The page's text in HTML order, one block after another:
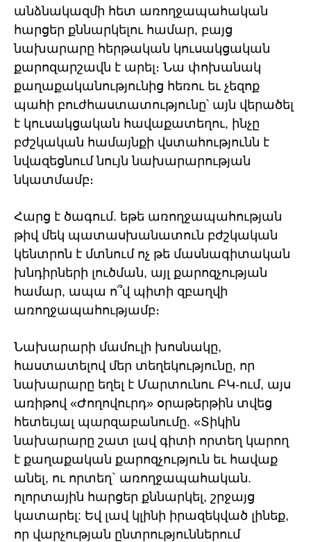
անձնակազմի հետ առողջապահական
հարցեր քննարկելու համար, բայց
նախարարը հերթական կուսակցական
քարոզարշավն է արել։ Նա փոխանակ
քաղաքականությունից հեռու եւ չեզոք
պահի բուժհաստատությունը՝ այն վերածել
է կուսակցական հավաքատեղու, ինչը
բժշկական համայնքի վստահությունն է
նվազեցնում նույն նախարարության
նկատմամբ։
Հարց է ծագում. եթե առողջապահության
թիվ մեկ պատասխանատուն բժշկական
կենտրոն է մտնում ոչ թե մասնագիտական
խնդիրների լուծման, այլ քարոզչության
համար, ապա ո՞վ պիտի զբաղվի
առողջապահությամբ։
Նախարարի մամուլի խոսնակը,
հաստատելով մեր տեղեկությունը, որ
նախարարը եղել է Մարտունու ԲԿ-ում, այս
առիթով «Ժողովուրդ» օրաթերթին տվեց
հետեւյալ պարզաբանումը. «Տիկին
նախարարը շատ լավ գիտի որտեղ կարող
է քաղաքական քարոզչություն եւ հավաք
անել, ու որտեղ` առողջապահական.
ոլորտային հարցեր քննարկել, շրջայց
կատարել: Եվ լավ կլինի իրազեկված լինեք,
որ վարչության ընտրություններում